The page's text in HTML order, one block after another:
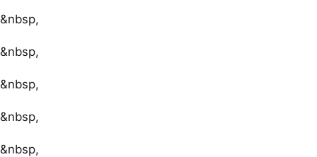
&nbsp,
&nbsp,
&nbsp,
&nbsp,
&nbsp,